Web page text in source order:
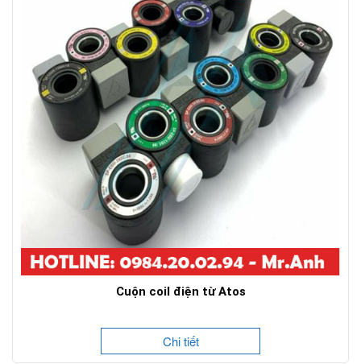
Cuộn coil điện từ Atos
Chi tiết